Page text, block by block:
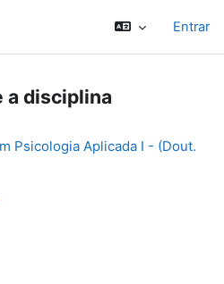
Entrar
a disciplina
Psicologia Aplicada I - (Dout.